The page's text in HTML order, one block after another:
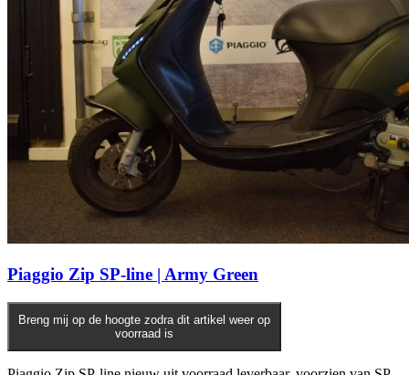
Piaggio Zip SP-line | Army Green
Breng mij op de hoogte zodra dit artikel weer op
voorraad is